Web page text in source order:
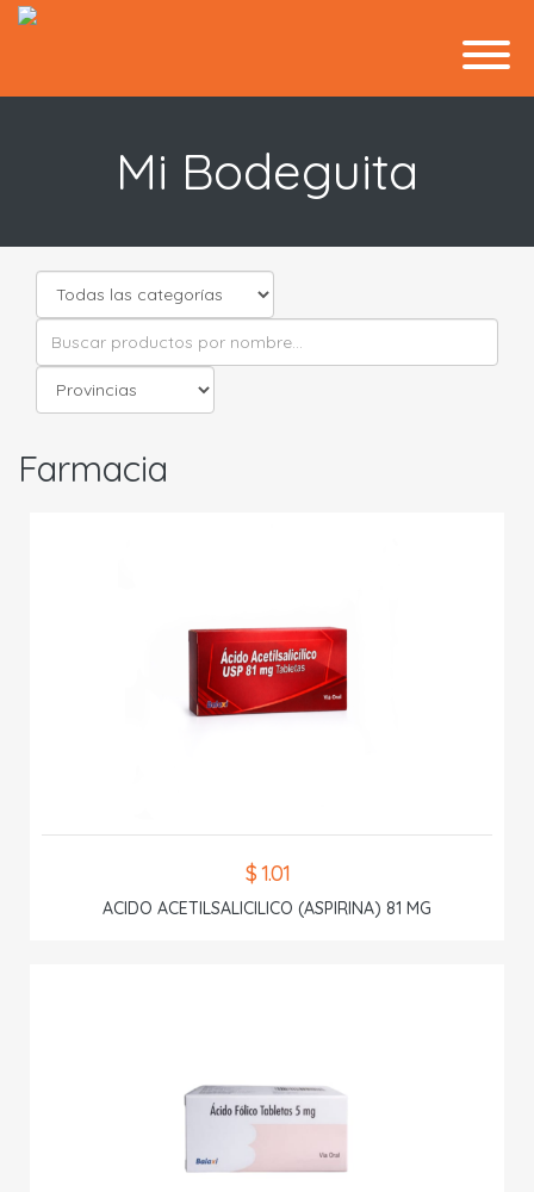
Mi Bodeguita
Farmacia
$ 1.01
ACIDO ACETILSALICILICO (ASPIRINA) 81 MG